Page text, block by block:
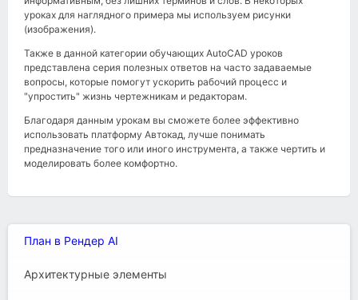
уроках для наглядного примера мы используем рисунки
(изображения).
Также в данной категории обучающих AutoCAD уроков
представлена серия полезных ответов на часто задаваемые
вопросы, которые помогут ускорить рабочий процесс и
"упростить" жизнь чертежникам и редакторам.
Благодаря данным урокам вы сможете более эффективно
использовать платформу Автокад, лучше понимать
предназначение того или иного инструмента, а также чертить и
моделировать более комфортно.
План в Рендер AI
Архитектурные элементы